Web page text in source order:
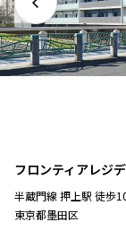
フロンティアレジ
半蔵門線 押上駅 徒歩
東京都墨田区